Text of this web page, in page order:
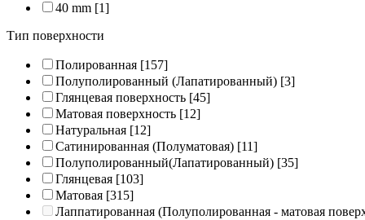
40 mm [1]
Тип поверхности
Полированная [157]
Полуполированный (Лапатированный) [3]
Глянцевая поверхность [45]
Матовая поверхность [12]
Натуральная [12]
Сатинированная (Полуматовая) [11]
Полуполированный(Лапатированный) [35]
Глянцевая [103]
Матовая [315]
Лаппатированная (Полуполированная - матовая